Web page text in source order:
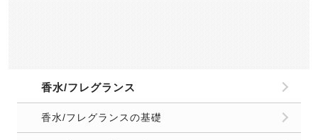
香水/フレグランス
香水/フレグランスの基礎